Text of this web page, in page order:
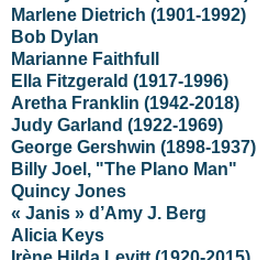
Marlene Dietrich (1901-1992)
Bob Dylan
Marianne Faithfull
Ella Fitzgerald (1917-1996)
Aretha Franklin (1942-2018)
Judy Garland (1922-1969)
George Gershwin (1898-1937)
Billy Joel, "The PIano Man"
Quincy Jones
« Janis » d’Amy J. Berg
Alicia Keys